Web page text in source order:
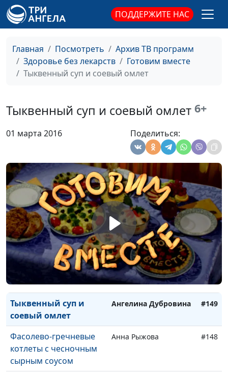
ПОДДЕРЖИТЕ НАС
Главная Посмотреть
Архив ТВ программ
Здоровье без лекарств
Готовим вместе
Тыквенный суп и соевый омлет
Тыквенный суп и соевый омлет 6+
01 марта 2016 Поделиться:
халва арахисовая,
овсяное печенье
«Ежик»
Суп с семечками и
паштет из
пророщенной
Ангелина Дубровина
Рулет с пророщенной
чечевицей и салат из
свежей капусты по-
Ангелина Дубровина #153
Каша гречневая с
пророщенной
чечевицей и овощной
торт
Ангелина Дубровина #152
Пирог «Дружная
семейка»
Ангелина Дубровина #151
Два салата: с
сухариками и красной
фасолью
Ангелина Дубровина #150
Тыквенный суп и
соевый омлет
Ангелина Дубровина #149
Фасолево-гречневые
котлеты с чесночным
сырным соусом
Анна Рыжова #148